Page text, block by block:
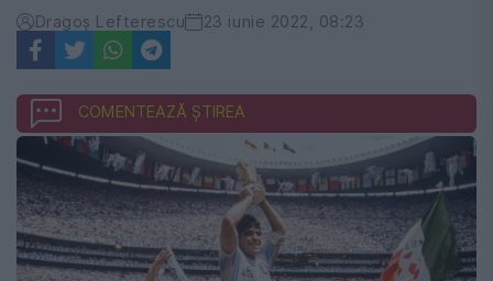
Dragoș Lefterescu 23 iunie 2022, 08:23
COMENTEAZĂ ȘTIREA